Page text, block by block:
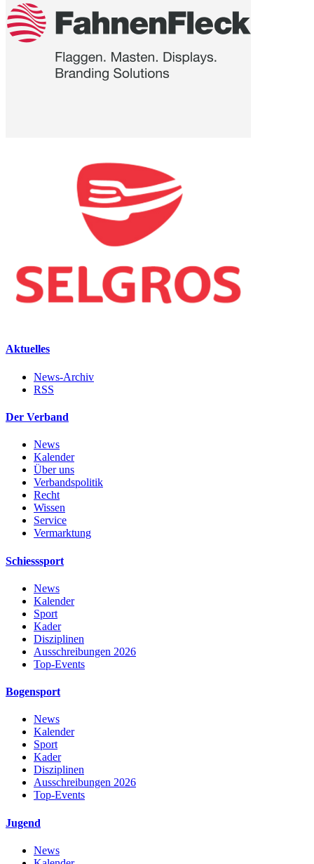
Aktuelles
News-Archiv
RSS
Der Verband
News
Kalender
Über uns
Verbandspolitik
Recht
Wissen
Service
Vermarktung
Schiesssport
News
Kalender
Sport
Kader
Disziplinen
Ausschreibungen 2026
Top-Events
Bogensport
News
Kalender
Sport
Kader
Disziplinen
Ausschreibungen 2026
Top-Events
Jugend
News